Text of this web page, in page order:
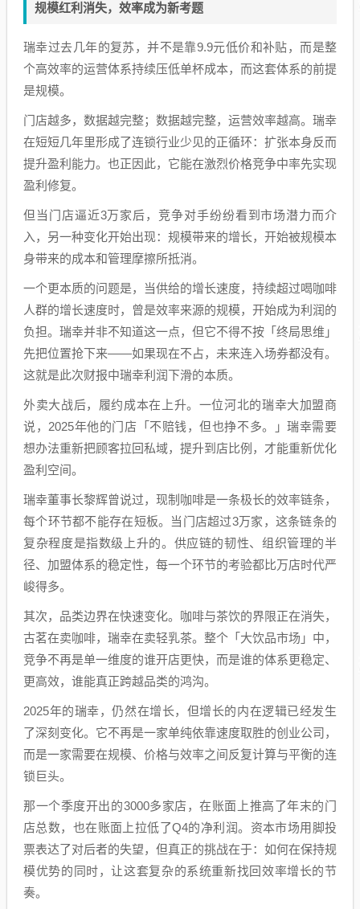
规模红利消失，效率成为新考题
瑞幸过去几年的复苏，并不是靠9.9元低价和补贴，而是整
个高效率的运营体系持续压低单杯成本，而这套体系的前提
是规模。
门店越多，数据越完整；数据越完整，运营效率越高。瑞幸
在短短几年里形成了连锁行业少见的正循环：扩张本身反而
提升盈利能力。也正因此，它能在激烈价格竞争中率先实现
盈利修复。
但当门店逼近3万家后，竞争对手纷纷看到市场潜力而介
入，另一种变化开始出现：规模带来的增长，开始被规模本
身带来的成本和管理摩擦所抵消。
一个更本质的问题是，当供给的增长速度，持续超过喝咖啡
人群的增长速度时，曾是效率来源的规模，开始成为利润的
负担。瑞幸并非不知道这一点，但它不得不按「终局思维」
先把位置抢下来——如果现在不占，未来连入场券都没有。
这就是此次财报中瑞幸利润下滑的本质。
外卖大战后，履约成本在上升。一位河北的瑞幸大加盟商
说，2025年他的门店「不赔钱，但也挣不多。」瑞幸需要
想办法重新把顾客拉回私域，提升到店比例，才能重新优化
盈利空间。
瑞幸董事长黎辉曾说过，现制咖啡是一条极长的效率链条，
每个环节都不能存在短板。当门店超过3万家，这条链条的
复杂程度是指数级上升的。供应链的韧性、组织管理的半
径、加盟体系的稳定性，每一个环节的考验都比万店时代严
峻得多。
其次，品类边界在快速变化。咖啡与茶饮的界限正在消失，
古茗在卖咖啡，瑞幸在卖轻乳茶。整个「大饮品市场」中，
竞争不再是单一维度的谁开店更快，而是谁的体系更稳定、
更高效，谁能真正跨越品类的鸿沟。
2025年的瑞幸，仍然在增长，但增长的内在逻辑已经发生
了深刻变化。它不再是一家单纯依靠速度取胜的创业公司，
而是一家需要在规模、价格与效率之间反复计算与平衡的连
锁巨头。
那一个季度开出的3000多家店，在账面上推高了年末的门
店总数，也在账面上拉低了Q4的净利润。资本市场用脚投
票表达了对后者的失望，但真正的挑战在于：如何在保持规
模优势的同时，让这套复杂的系统重新找回效率增长的节
奏。